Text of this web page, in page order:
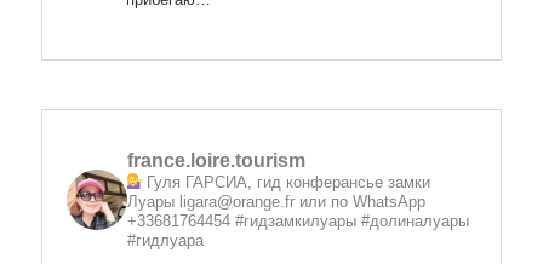
france.loire.tourism
Гуля ГАРСИА, гид конферансье замки
Луары ligara@orange.fr или по WhatsApp
+33681764454 #гидзамкилуары #долиналуары
#гидлуара